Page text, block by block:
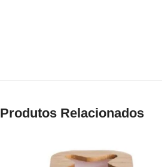
Produtos Relacionados